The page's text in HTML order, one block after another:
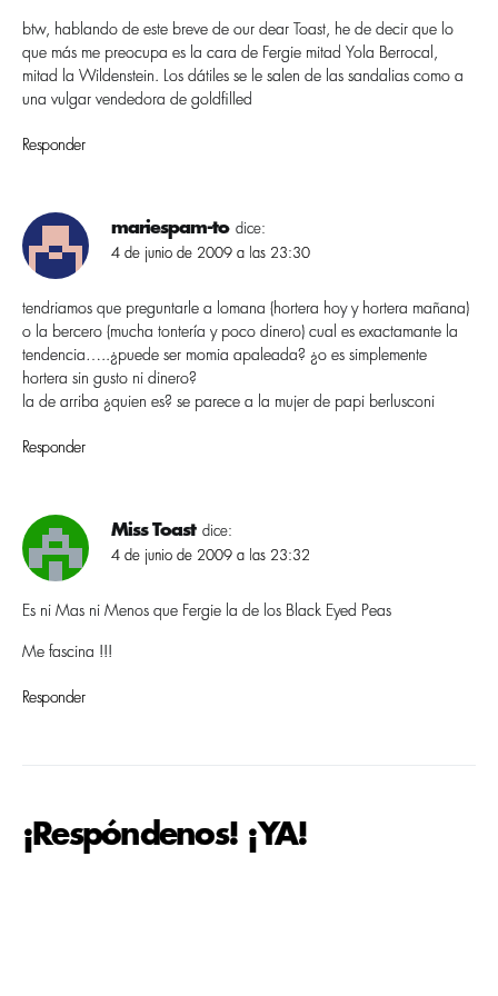
btw, hablando de este breve de our dear Toast, he de decir que lo
que más me preocupa es la cara de Fergie mitad Yola Berrocal,
mitad la Wildenstein. Los dátiles se le salen de las sandalias como a
una vulgar vendedora de goldfilled
Responder
mariespam-to dice:
4 de junio de 2009 a las 23:30
tendriamos que preguntarle a lomana (hortera hoy y hortera mañana)
o la bercero (mucha tonterí­a y poco dinero) cual es exactamante la
tendencia…..¿puede ser momia apaleada? ¿o es simplemente
hortera sin gusto ni dinero?
la de arriba ¿quien es? se parece a la mujer de papi berlusconi
Responder
Miss Toast dice:
4 de junio de 2009 a las 23:32
Es ni Mas ni Menos que Fergie la de los Black Eyed Peas
Me fascina !!!
Responder
¡Respóndenos! ¡YA!